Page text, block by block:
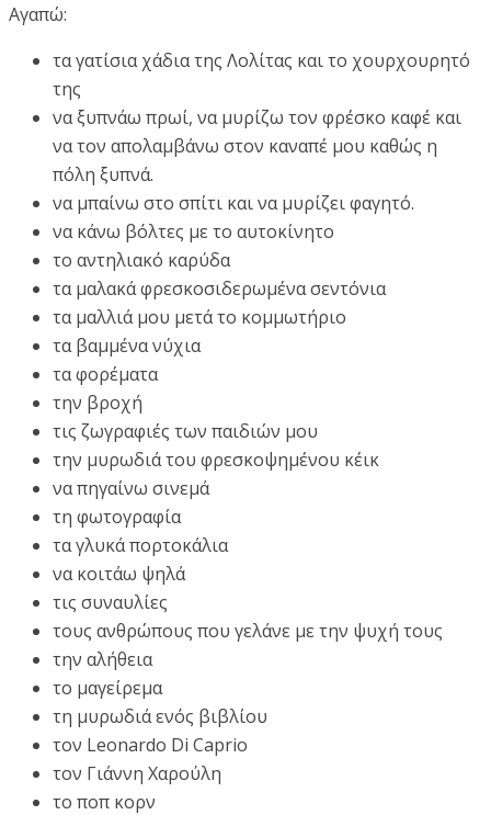
Αγαπώ:
τα γατίσια χάδια της Λολίτας και το χουρχουρητό
της
να ξυπνάω πρωί, να μυρίζω τον φρέσκο καφέ και
να τον απολαμβάνω στον καναπέ μου καθώς η
πόλη ξυπνά.
να μπαίνω στο σπίτι και να μυρίζει φαγητό.
να κάνω βόλτες με το αυτοκίνητο
το αντηλιακό καρύδα
τα μαλακά φρεσκοσιδερωμένα σεντόνια
τα μαλλιά μου μετά το κομμωτήριο
τα βαμμένα νύχια
τα φορέματα
την βροχή
τις ζωγραφιές των παιδιών μου
την μυρωδιά του φρεσκοψημένου κέικ
να πηγαίνω σινεμά
τη φωτογραφία
τα γλυκά πορτοκάλια
να κοιτάω ψηλά
τις συναυλίες
τους ανθρώπους που γελάνε με την ψυχή τους
την αλήθεια
το μαγείρεμα
τη μυρωδιά ενός βιβλίου
τον Leonardo Di Caprio
τον Γιάννη Χαρούλη
το ποπ κορν